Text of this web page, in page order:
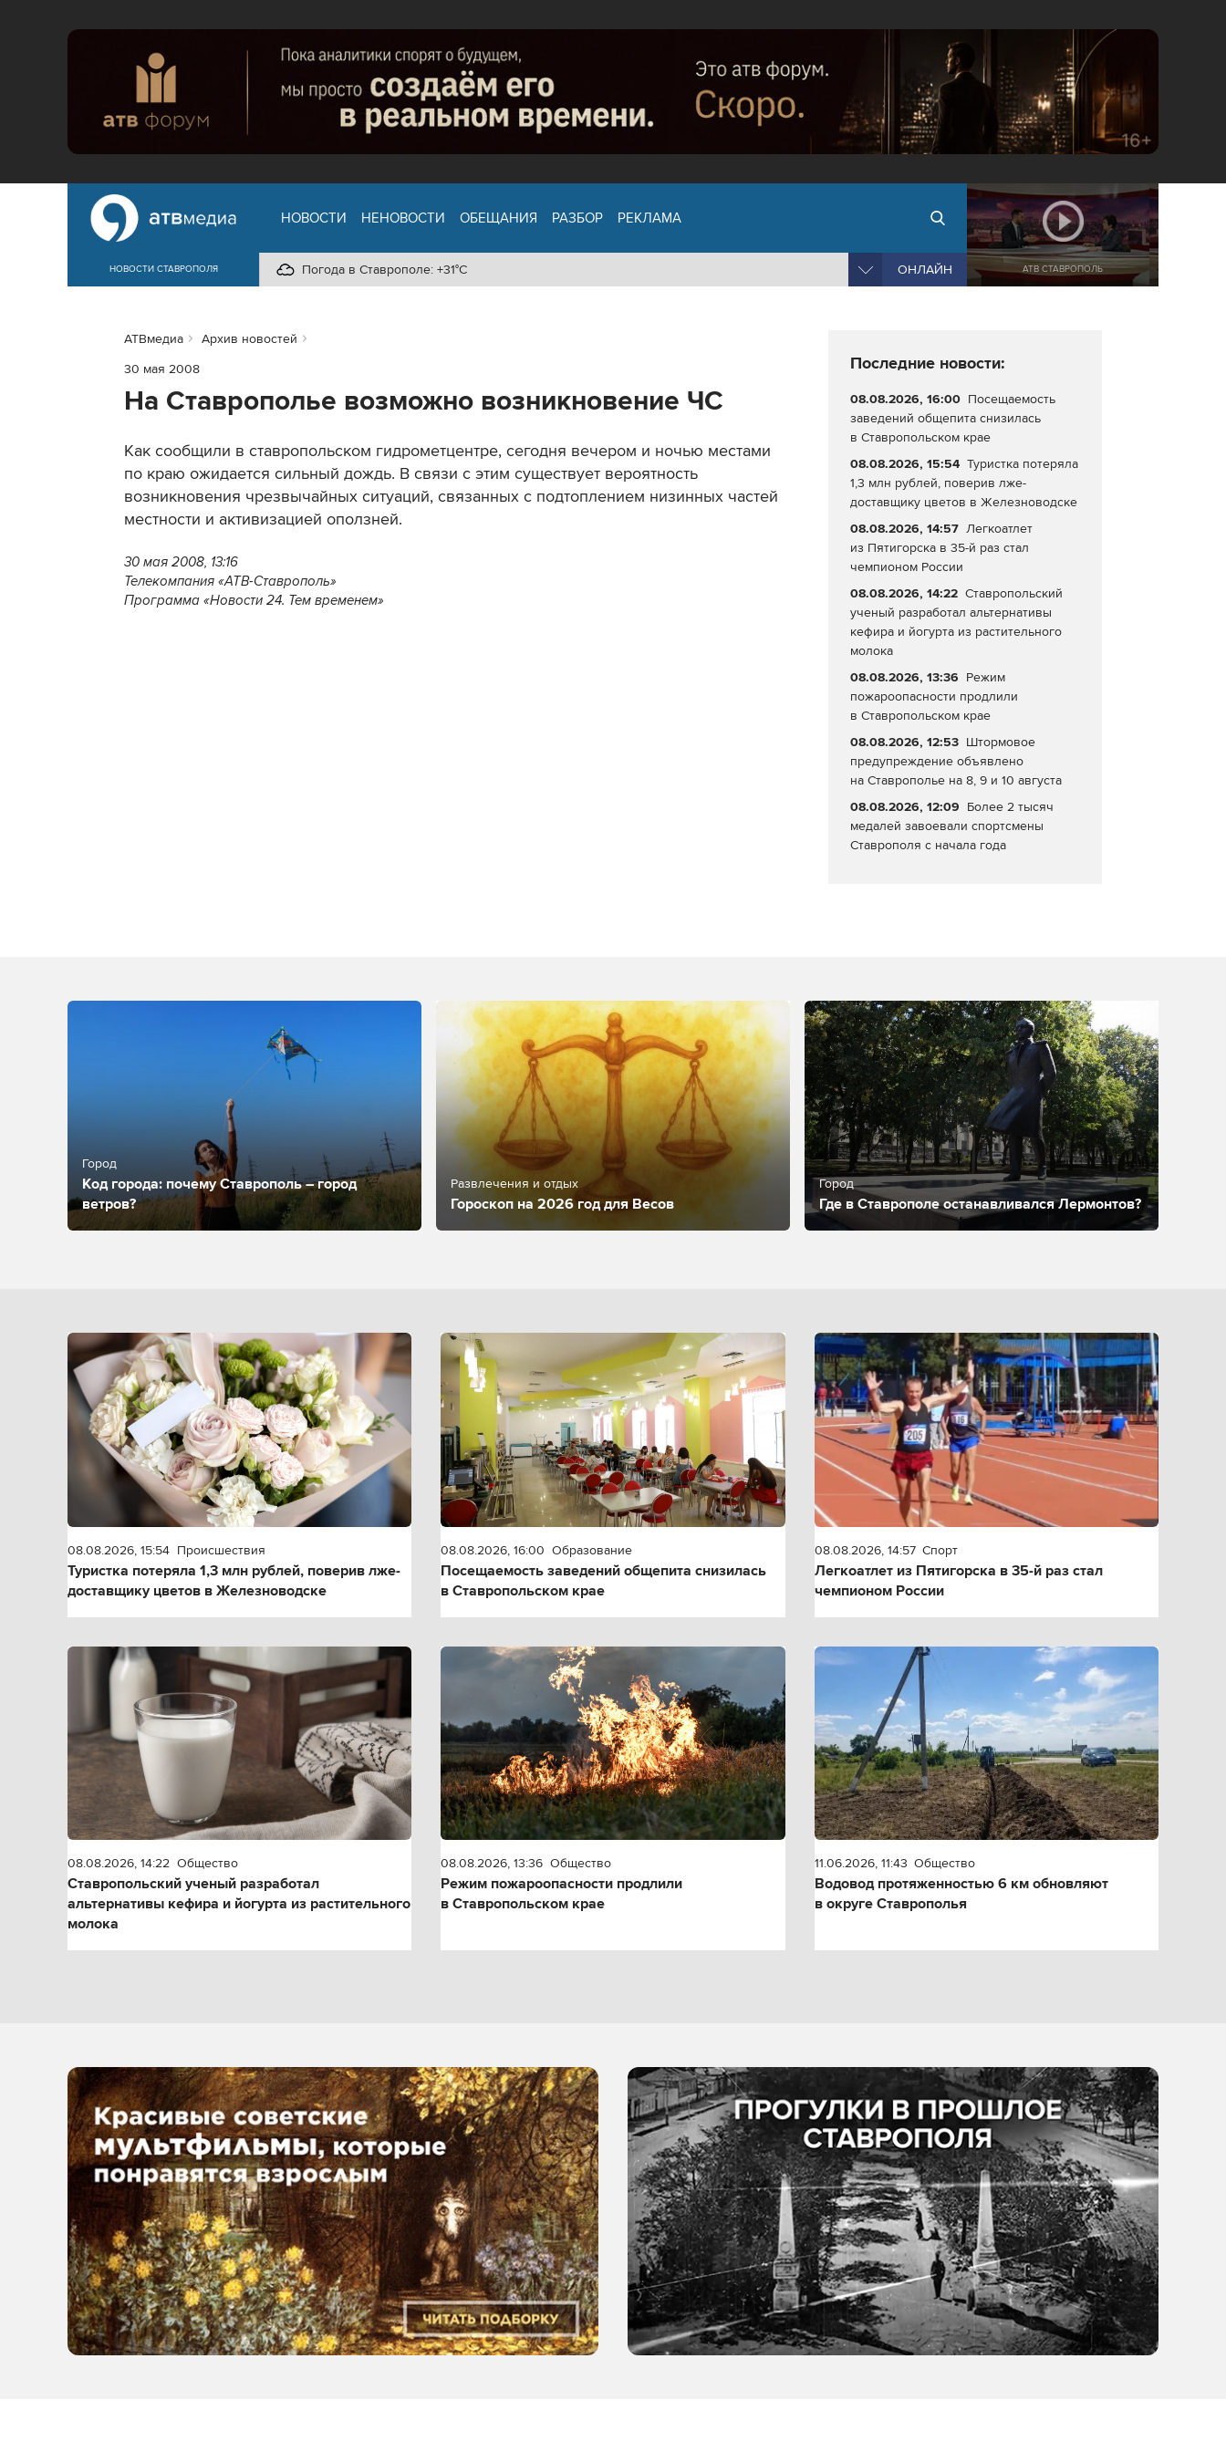
НОВОСТИ СТАВРОПОЛЯ
НОВОСТИ НЕНОВОСТИ ОБЕЩАНИЯ РАЗБОР РЕКЛАМА
Погода в Ставрополе: +31°C ОНЛАЙН АТВ СТАВРОПОЛЬ
АТВмедиа
Архив новостей
30 мая 2008
На Ставрополье возможно возникновение ЧС
Как сообщили в ставропольском гидрометцентре, сегодня вечером и ночью местами
по краю ожидается сильный дождь. В связи с этим существует вероятность
возникновения чрезвычайных ситуаций, связанных с подтоплением низинных частей
местности и активизацией оползней.
30 мая 2008, 13:16
Телекомпания «АТВ-Ставрополь»
Программа «Новости 24. Тем временем»
Последние новости:
08.08.2026, 16:00 Посещаемость
заведений общепита снизилась
в Ставропольском крае
08.08.2026, 15:54 Туристка потеряла
1,3 млн рублей, поверив лже-
доставщику цветов в Железноводске
08.08.2026, 14:57 Легкоатлет
из Пятигорска в 35-й раз стал
чемпионом России
08.08.2026, 14:22 Ставропольский
ученый разработал альтернативы
кефира и йогурта из растительного
молока
08.08.2026, 13:36 Режим
пожароопасности продлили
в Ставропольском крае
08.08.2026, 12:53 Штормовое
предупреждение объявлено
на Ставрополье на 8, 9 и 10 августа
08.08.2026, 12:09 Более 2 тысяч
медалей завоевали спортсмены
Ставрополя с начала года
Город
Код города: почему Ставрополь – город
ветров?
Развлечения и отдых
Гороскоп на 2026 год для Весов
Город
Где в Ставрополе останавливался Лермонтов?
08.08.2026, 15:54 Происшествия
Туристка потеряла 1,3 млн рублей, поверив лже-
доставщику цветов в Железноводске
08.08.2026, 16:00 Образование
Посещаемость заведений общепита снизилась
в Ставропольском крае
08.08.2026, 14:57 Спорт
Легкоатлет из Пятигорска в 35-й раз стал
чемпионом России
08.08.2026, 14:22 Общество
Ставропольский ученый разработал
альтернативы кефира и йогурта из растительного
молока
08.08.2026, 13:36 Общество
Режим пожароопасности продлили
в Ставропольском крае
11.06.2026, 11:43 Общество
Водовод протяженностью 6 км обновляют
в округе Ставрополья